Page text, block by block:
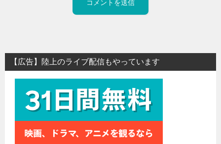
【広告】陸上のライブ配信もやっています